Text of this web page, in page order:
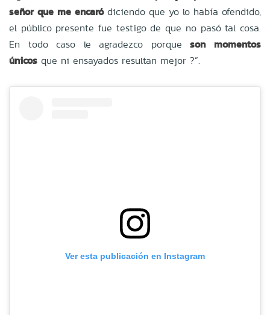
señor que me encaró diciendo que yo lo había ofendido,
el público presente fue testigo de que no pasó tal cosa.
En todo caso le agradezco porque
son momentos
únicos que ni ensayados resultan mejor ?”.
Ver esta publicación en Instagram